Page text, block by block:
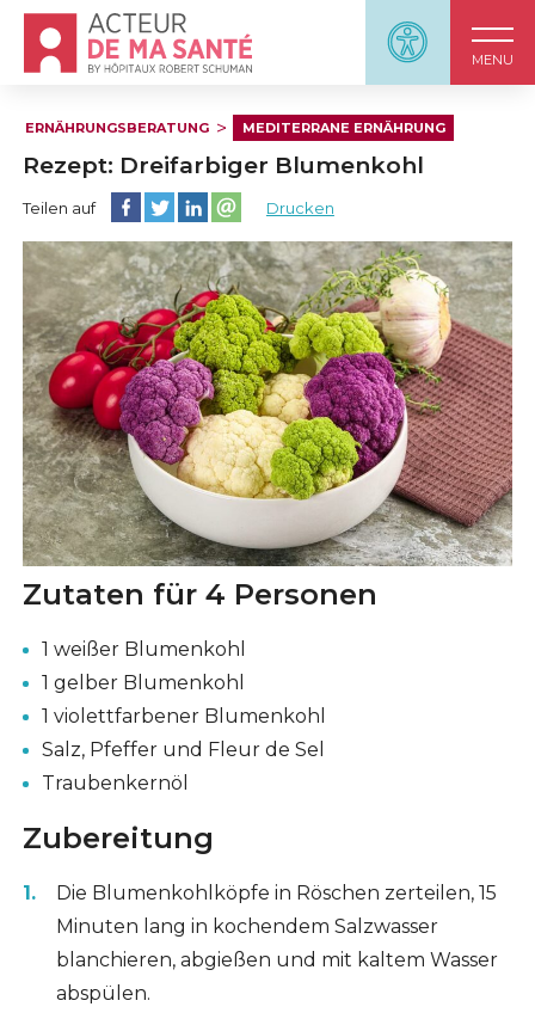
Panneau
MENU
Accueil - Acteur de ma santé, by HôpitauxRobert
ERNÄHRUNGSBERATUNG MEDITERRANE ERNÄHRUNG
Rezept: Dreifarbiger Blumenkohl
Teilen auf Diese Seite auf Facebook teilen
Diese Seite auf Twitter teilen
Diese Seite auf LinkedIn teilen
Partager cette page sur email
Drucken
Zutaten für 4 Personen
1 weißer Blumenkohl
1 gelber Blumenkohl
1 violettfarbener Blumenkohl
Salz, Pfeffer und Fleur de Sel
Traubenkernöl
Zubereitung
Die Blumenkohlköpfe in Röschen zerteilen, 15
Minuten lang in kochendem Salzwasser
blanchieren, abgießen und mit kaltem Wasser
abspülen.